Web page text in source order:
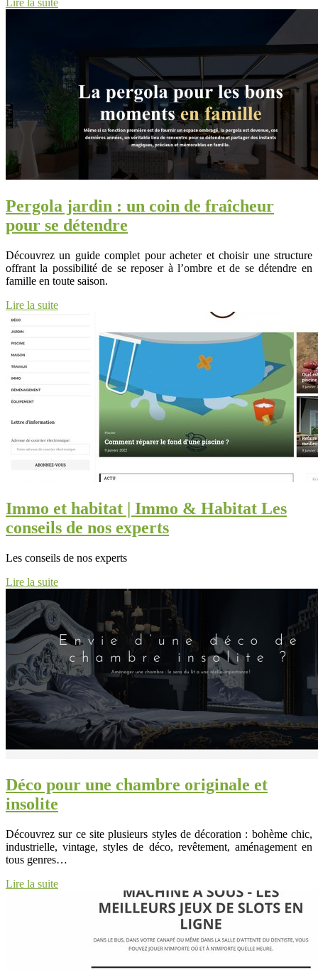
Lire la suite
Pergola jardin : un coin de fraîcheur
pour se détendre
Découvrez un guide complet pour acheter et choisir une structure
offrant la possibilité de se reposer à l’ombre et de se détendre en
famille en toute saison.
Lire la suite
Immo et habitat | Immo & Habitat Les
conseils de nos experts
Les conseils de nos experts
Lire la suite
Déco pour une chambre originale et
insolite
Découvrez sur ce site plusieurs styles de décoration : bohème chic,
industrielle, vintage, styles de déco, revêtement, aménagement en
tous genres…
Lire la suite